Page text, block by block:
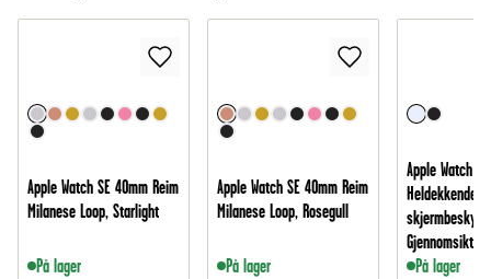
Apple Watch SE 40mm Reim
Milanese Loop, Starlight
På lager
Apple Watch SE 40mm Reim
Milanese Loop, Rosegull
På lager
Apple Watch
Heldekkende
Gjennomsiktig
På lager